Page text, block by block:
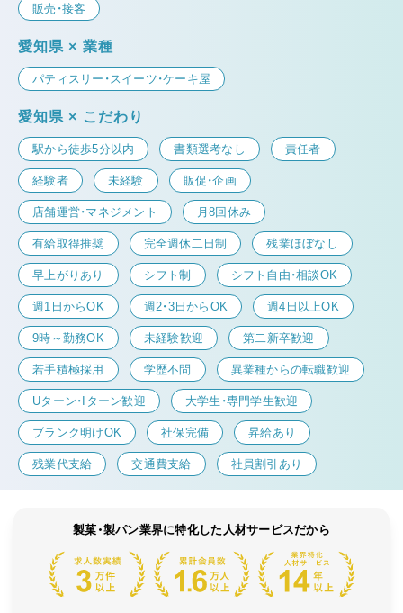
販売・接客
愛知県 × 業種
パティスリー・スイーツ・ケーキ屋
愛知県 × こだわり
駅から徒歩5分以内 書類選考なし 責任者
経験者 未経験 販促・企画
店舗運営・マネジメント 月8回休み
有給取得推奨 完全週休二日制 残業ほぼなし
早上がりあり シフト制 シフト自由・相談OK
週1日からOK 週2・3日からOK 週4日以上OK
9時～勤務OK 未経験歓迎 第二新卒歓迎
若手積極採用 学歴不問 異業種からの転職歓迎
Uターン・Iターン歓迎 大学生・専門学生歓迎
ブランク明けOK 社保完備 昇給あり
残業代支給 交通費支給 社員割引あり
製菓・製パン業界に特化した人材サービスだから